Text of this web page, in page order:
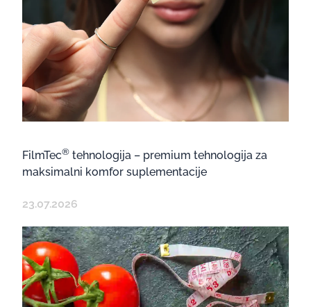
FilmTec® tehnologija – premium tehnologija za
maksimalni komfor suplementacije
23.07.2026